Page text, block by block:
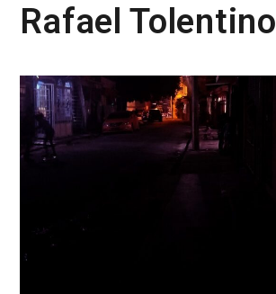
Rafael Tolentino